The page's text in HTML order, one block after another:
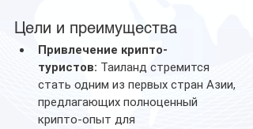
Цели и преимущества
Привлечение крипто-
туристов: Таиланд стремится
стать одним из первых стран Азии,
предлагающих полноценный
крипто-опыт для